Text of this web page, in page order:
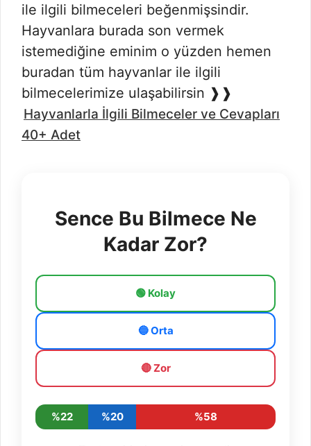
ile ilgili bilmeceleri beğenmişsindir.
Hayvanlara burada son vermek
istemediğine eminim o yüzden hemen
buradan tüm hayvanlar ile ilgili
bilmecelerimize ulaşabilirsin ❱❱
Hayvanlarla İlgili Bilmeceler ve Cevapları
40+ Adet
Sence Bu Bilmece Ne
Kadar Zor?
🟢 Kolay
🔵 Orta
🔴 Zor
%22 %20 %58